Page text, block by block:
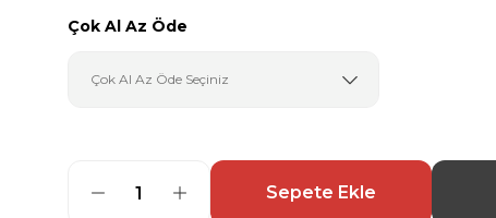
Çok Al Az Öde
Sepete Ekle